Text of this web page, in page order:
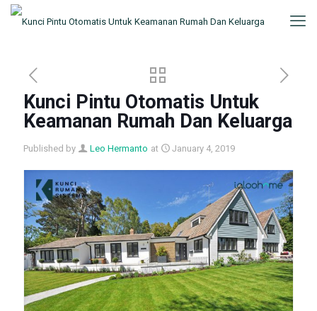
Kunci Pintu Otomatis Untuk
Keamanan Rumah Dan Keluarga
Published by Leo Hermanto at January 4, 2019